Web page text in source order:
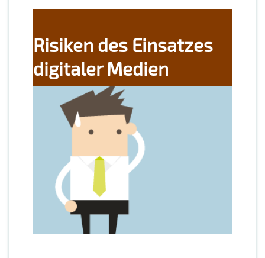
Risiken des Einsatzes
digitaler Medien